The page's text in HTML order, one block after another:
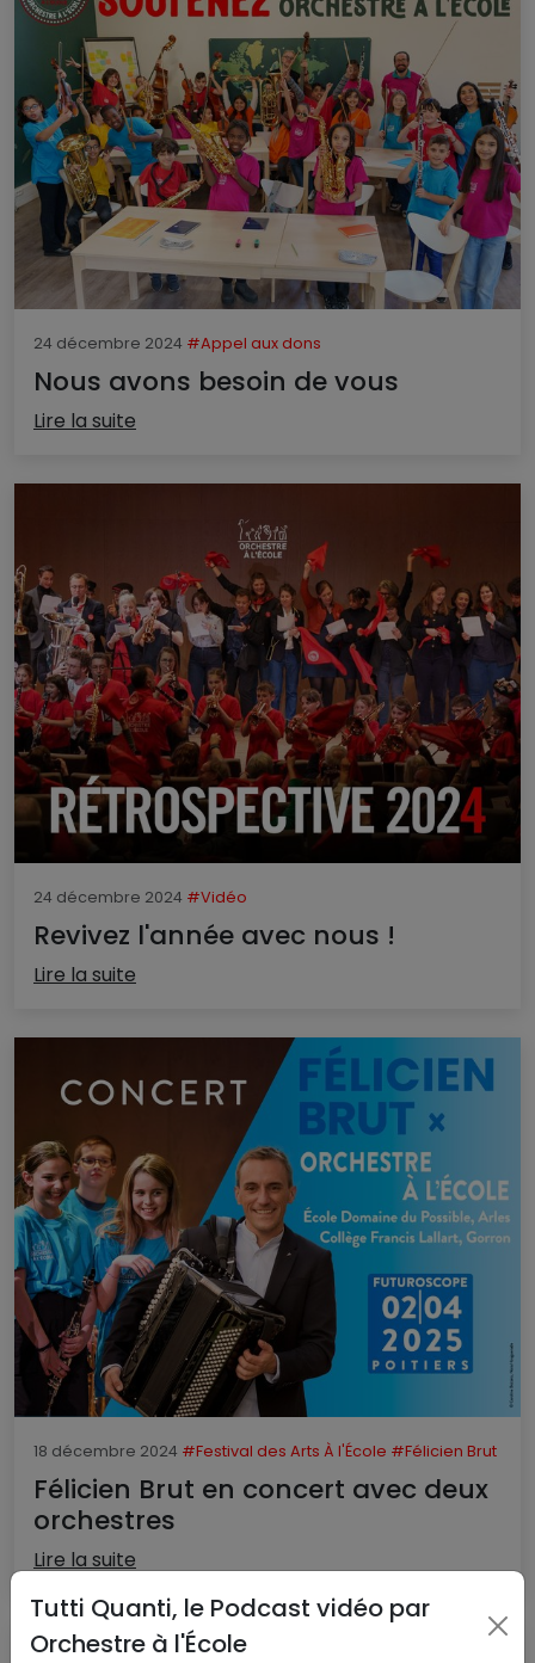
24 décembre 2024 #Appel aux dons
Nous avons besoin de vous
Lire la suite
24 décembre 2024 #Vidéo
Revivez l'année avec nous !
Lire la suite
18 décembre 2024 #Festival des Arts À l'École #Félicien Brut
Félicien Brut en concert avec deux
orchestres
Lire la suite
Tutti Quanti, le Podcast vidéo par
Orchestre à l'École